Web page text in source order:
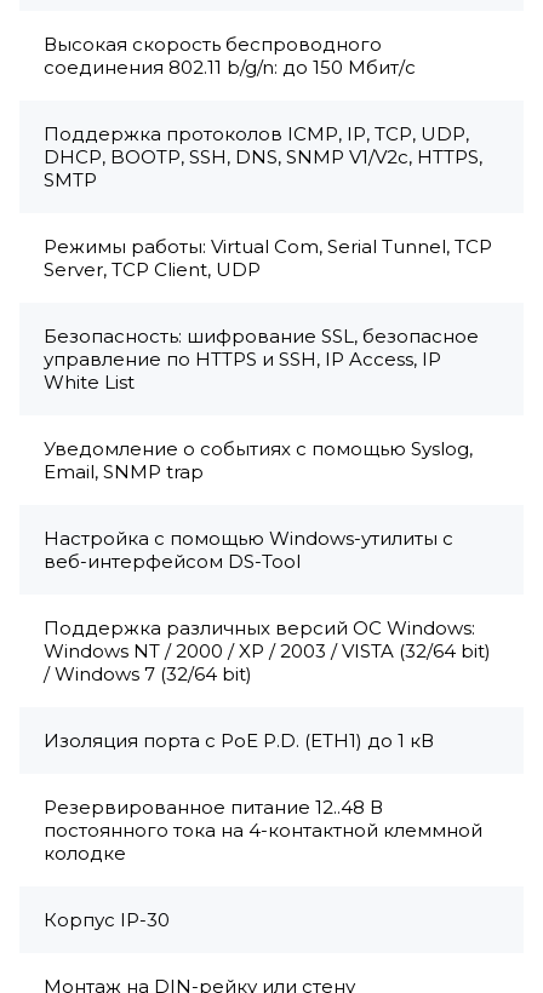
Высокая скорость беспроводного
соединения 802.11 b/g/n: до 150 Мбит/с
Поддержка протоколов ICMP, IP, TCP, UDP,
DHCP, BOOTP, SSH, DNS, SNMP V1/V2c, HTTPS,
SMTP
Режимы работы: Virtual Com, Serial Tunnel, TCP
Server, TCP Client, UDP
Безопасность: шифрование SSL, безопасное
управление по HTTPS и SSH, IP Access, IP
White List
Уведомление о событиях с помощью Syslog,
Email, SNMP trap
Настройка с помощью Windows-утилиты с
веб-интерфейсом DS-Tool
Поддержка различных версий ОС Windows:
Windows NT / 2000 / XP / 2003 / VISTA (32/64 bit)
/ Windows 7 (32/64 bit)
Изоляция порта с PoE P.D. (ETH1) до 1 кВ
Резервированное питание 12..48 В
постоянного тока на 4-контактной клеммной
колодке
Корпус IP-30
Монтаж на DIN-рейку или стену